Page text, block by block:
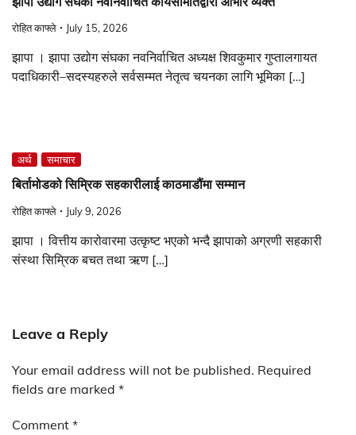
रोहित काफ्ले July 15, 2026
झापा । झापा उद्योग संघका नवनिर्वाचित अध्यक्ष शिवकुमार गुप्तालगायत
पदाधिकारी–सदस्यहरुले सर्वसम्मत नेतृत्व चयनका लागि भूमिका […]
अर्थ समाचार
बिर्तामोडको सिम्रिक सहकारीलाई काठमाडौंमा सम्मान
रोहित काफ्ले July 9, 2026
झापा । वित्तीय कारोवारमा उत्कृष्ट भएको भन्दै झापाको अग्रणी सहकारी
संस्था सिम्रिक बचत तथा ऋण […]
Leave a Reply
Your email address will not be published. Required
fields are marked *
Comment *